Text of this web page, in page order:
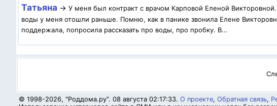
Татьяна → У меня был контракт с врачом Карповой Еленой
воды у меня отошли раньше. Помню, как в панике звонила Елене
поддержала, попросила рассказать про воды, про пробку. В...
© 1998-2026, "Роддома.ру". 08 августа 02:17:33. О проекте, Обратная связь,